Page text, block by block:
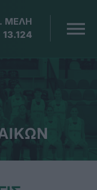
ΜΕΛΗ
13.124